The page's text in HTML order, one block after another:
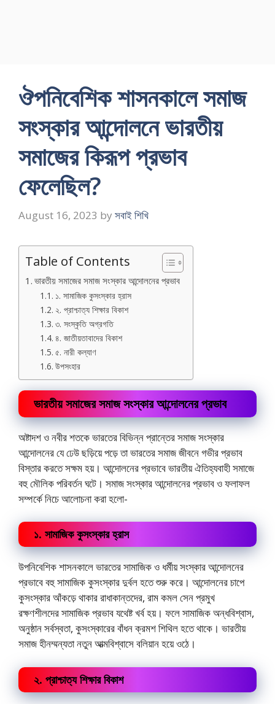
ঔপনিবেশিক শাসনকালে সমাজ
সংস্কার আন্দোলনে ভারতীয়
সমাজের কিরূপ প্রভাব
ফেলেছিল?
August 16, 2023 by সবাই শিখি
Table of Contents
ভারতীয় সমাজের সমাজ সংস্কার আন্দোলনের প্রভাব
১. সামাজিক কুসংস্কার হ্রাস
২. প্রাশ্চাত্য শিক্ষার বিকাশ
৩. সংস্কৃতি অগ্রগতি
৪. জাতীয়তাবাদের বিকাশ
৫. নারী কল্যাণ
উপসংহার
ভারতীয় সমাজের সমাজ সংস্কার আন্দোলনের প্রভাব
অষ্টাদশ ও নবীর শতকে ভারতের বিভিন্ন প্রান্তের সমাজ সংস্কার
আন্দোলনের যে ঢেউ ছড়িয়ে পড়ে তা ভারতের সমাজ জীবনে গভীর প্রভাব
বিস্তার করতে সক্ষম হয়। আন্দোলনের প্রভাবে ভারতীয় ঐতিহ্যবাহী সমাজে
বহু মৌলিক পরিবর্তন ঘটে। সমাজ সংস্কার আন্দোলনের প্রভাব ও ফলাফল
সম্পর্কে নিচে আলোচনা করা হলো-
১. সামাজিক কুসংস্কার হ্রাস
উপনিবেশিক শাসনকালে ভারতের সামাজিক ও ধর্মীয় সংস্কার আন্দোলনের
প্রভাবে বহু সামাজিক কুসংস্কার দুর্বল হতে শুরু করে। আন্দোলনের চাপে
কুসংস্কার আঁকড়ে থাকার রাধাকান্তদের, রাম কমল সেন প্রমুখ
রক্ষণশীলদের সামাজিক প্রভাব যথেষ্ট খর্ব হয়। ফলে সামাজিক অন্ধবিশ্বাস,
অনুষ্ঠান সর্বস্বতা, কুসংস্কারের বাঁধন ক্রমশ শিথিল হতে থাকে। ভারতীয়
সমাজ হীনম্মন্যতা নতুন আত্মবিশ্বাসে বলিয়ান হয়ে ওঠে।
২. প্রাশ্চাত্য শিক্ষার বিকাশ